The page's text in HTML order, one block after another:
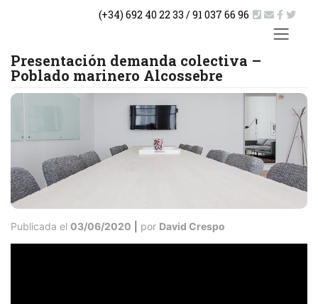
(+34) 692 40 22 33 / 91 037 66 96
Presentación demanda colectiva –
Poblado marinero Alcossebre
Publicada el 03/06/2020 por David Crespo